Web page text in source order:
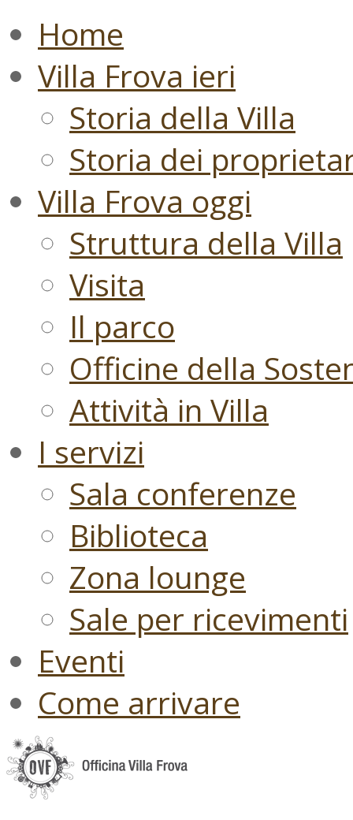
Home
Villa Frova ieri
Storia della Villa
Storia dei
Villa Frova oggi
Struttura della Villa
Visita
Il parco
Officine della
Attività in Villa
I servizi
Sala conferenze
Biblioteca
Zona lounge
Sale per ricevimenti
Eventi
Come arrivare